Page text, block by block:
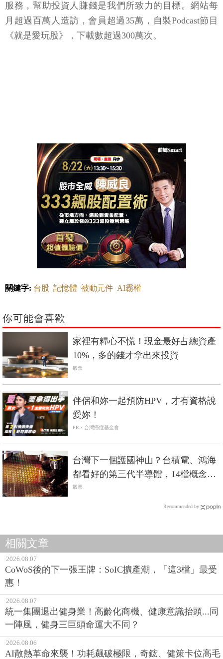
服務，幫助投資人賺錢是我們所致力的目標。網站每
月超過百萬人造訪，會員超過35萬，自製Podcast節目
《就是愛玩股》，下載數超過300萬次。
關鍵字: 台股 記憶體 被動元件 AI霸權
你可能會喜歡
家裡有糧心不慌！現金最好占總資產
10%，多的錢才拿出來投資
股票
PR
伴侶和妳一起預防HPV，才有資格說
愛妳！
PR・台灣癌症基金會
台灣下一個護國神山？台積電、鴻海
都看好的第三代半導體，14檔概念股
出列
股票
Recommended by
相關文章
2026.08.07
CoWoS後的下一張王牌：SoIC擴產潮，「這3檔」最受
惠！
2026.08.07
統一集團退出健身業！高齡化商機、健康意識抬頭...同
一陣風，健身三巨頭命運大不同？
2026.08.06
AI散熱革命來襲！功耗飆破極限，奇鋐、健策卡位高毛